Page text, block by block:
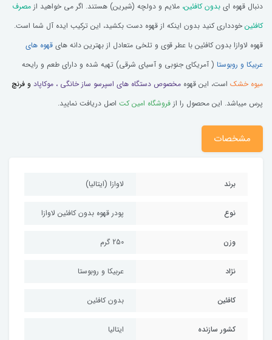
دنبال قهوه ای بدون کافئین، ملایم و دولچه (شیرین) هستند. اگر می خواهید از مصرف
کافئین خودداری کنید بدون اینکه از قهوه دست بکشید، این ترکیب ایده آل شما است.
قهوه لاوازا بدون کافئین با عطر قوی و تلخی متعادل از بهترین دانه های قهوه های
عربیکا و روبوستا ( آمریکای جنوبی و آسیای شرقی) تهیه شده و دارای طعم و رایحه
میوه خشک است، این قهوه مخصوص دستگاه های اسپرسو ساز خانگی ، موکاپاد و فرنچ
پرس میباشد. این محصول را از فروشگاه امین کت اصل دریافت نمایید.
مشخصات
برند لاوازا (ایتالیا)
نوع پودر قهوه بدون کافئین لاوازا
وزن 250 گرم
نژاد عربیکا و روبوستا
کافئین بدون کافئین
کشور سازنده ایتالیا